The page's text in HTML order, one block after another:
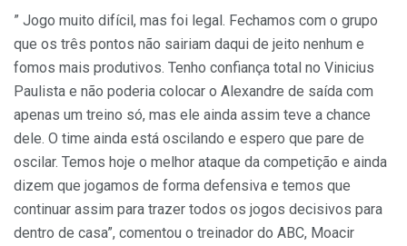
” Jogo muito difícil, mas foi legal. Fechamos com o grupo
que os três pontos não sairiam daqui de jeito nenhum e
fomos mais produtivos. Tenho confiança total no Vinicius
Paulista e não poderia colocar o Alexandre de saída com
apenas um treino só, mas ele ainda assim teve a chance
dele. O time ainda está oscilando e espero que pare de
oscilar. Temos hoje o melhor ataque da competição e ainda
dizem que jogamos de forma defensiva e temos que
continuar assim para trazer todos os jogos decisivos para
dentro de casa”, comentou o treinador do ABC, Moacir